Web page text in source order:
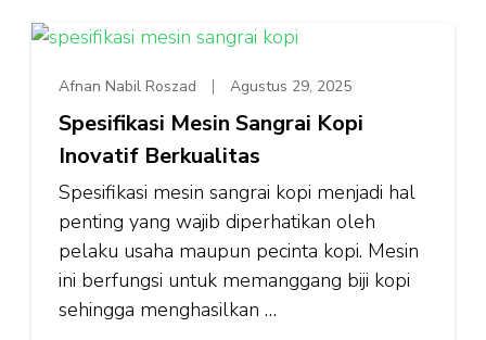
Afnan Nabil Roszad Agustus 29, 2025
Spesifikasi Mesin Sangrai Kopi
Inovatif Berkualitas
Spesifikasi mesin sangrai kopi menjadi hal
penting yang wajib diperhatikan oleh
pelaku usaha maupun pecinta kopi. Mesin
ini berfungsi untuk memanggang biji kopi
sehingga menghasilkan …